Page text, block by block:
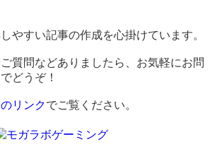
やすい記事の作成を心掛けています。
質問などありましたら、お気軽にお問
どうぞ！
リンクでご覧ください。